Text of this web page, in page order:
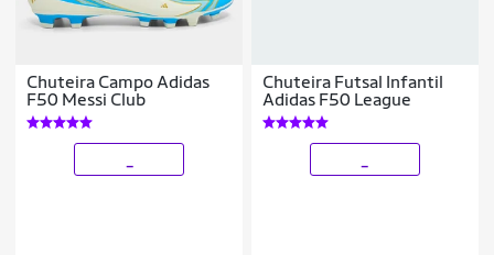
Chuteira Campo Adidas
F50 Messi Club
Chuteira Futsal Infantil
Adidas F50 League